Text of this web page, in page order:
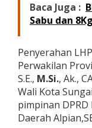
t
l
l
Baca Juga :
Sabu dan
Penyerahan
Perwakilan
S.E., M.Si., Ak.,
Wali Kota
pimpinan
Daerah